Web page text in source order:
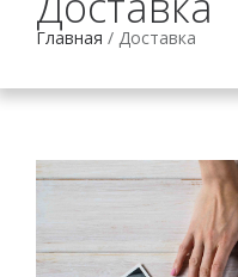
Главная / Доставка